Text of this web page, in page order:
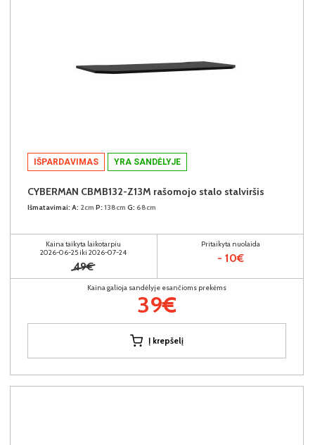
IŠPARDAVIMAS YRA SANDĖLYJE
CYBERMAN CBMB132-Z13M rašomojo stalo stalviršis
Išmatavimai: A: 2cm P: 138cm G: 68cm
Kaina taikyta laikotarpiu
2026-06-25 iki 2026-07-24
49€
Pritaikyta nuolaida
- 10€
Kaina galioja sandėlyje esančioms prekėms
39€
Į krepšelį